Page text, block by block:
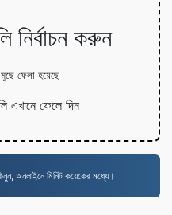
করুন
ফেলা হয়েছে
এখানে ফেলে দিন
অনলাইনে মিনিট কয়েকের মধ্যে।